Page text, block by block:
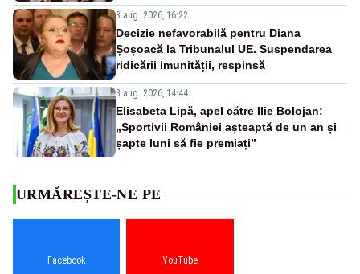
3 aug. 2026, 16:22
Decizie nefavorabilă pentru Diana
Șoșoacă la Tribunalul UE. Suspendarea
ridicării imunității, respinsă
3 aug. 2026, 14:44
Elisabeta Lipă, apel către Ilie Bolojan:
„Sportivii României așteaptă de un an și
șapte luni să fie premiați”
URMĂREȘTE-NE PE
Facebook YouTube